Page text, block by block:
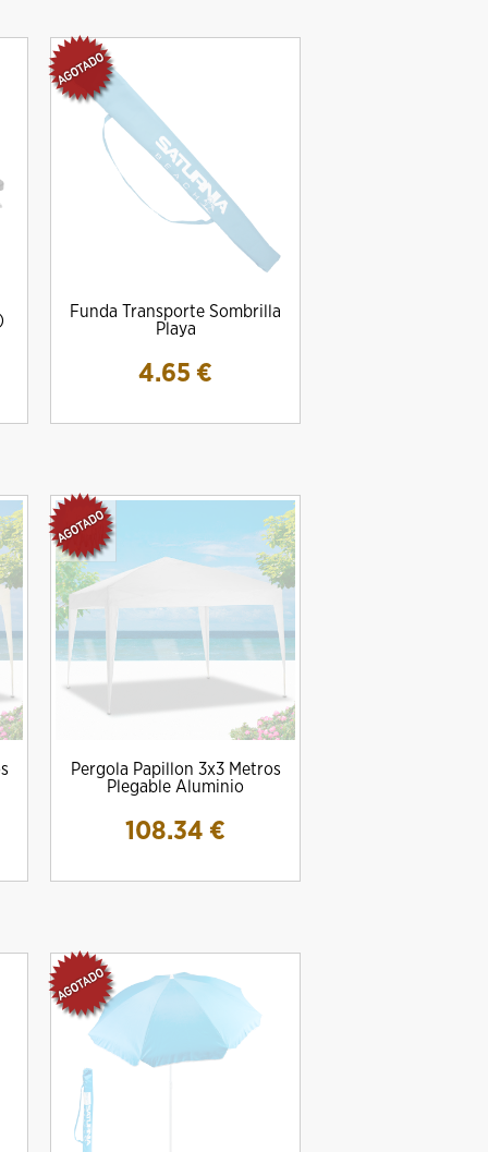
Funda Transporte Sombrilla
Playa
4.65 €
Pergola Papillon 3x3 Metros
Plegable Aluminio
108.34 €